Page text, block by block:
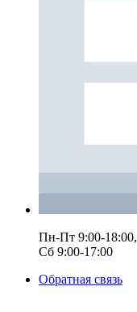
Пн-Пт 9:00-18:00,
Сб 9:00-17:00
Обратная связь